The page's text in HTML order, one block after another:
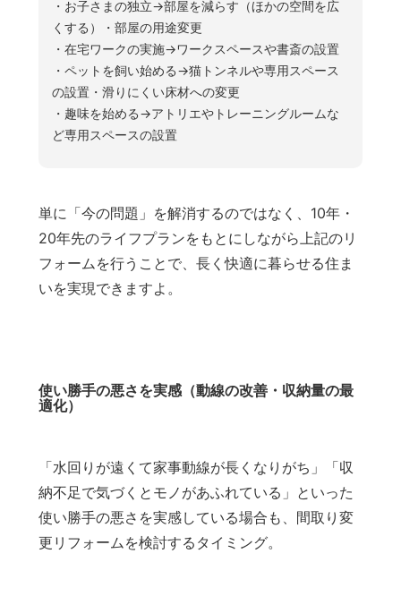
・お子さまの独立→部屋を減らす（ほかの空間を広
くする）・部屋の用途変更
・在宅ワークの実施→ワークスペースや書斎の設置
・ペットを飼い始める→猫トンネルや専用スペース
の設置・滑りにくい床材への変更
・趣味を始める→アトリエやトレーニングルームな
ど専用スペースの設置
単に「今の問題」を解消するのではなく、10年・
20年先のライフプランをもとにしながら上記のリ
フォームを行うことで、長く快適に暮らせる住ま
いを実現できますよ。
使い勝手の悪さを実感（動線の改善・収納量の最
適化）
「水回りが遠くて家事動線が長くなりがち」「収
納不足で気づくとモノがあふれている」といった
使い勝手の悪さを実感している場合も、間取り変
更リフォームを検討するタイミング。